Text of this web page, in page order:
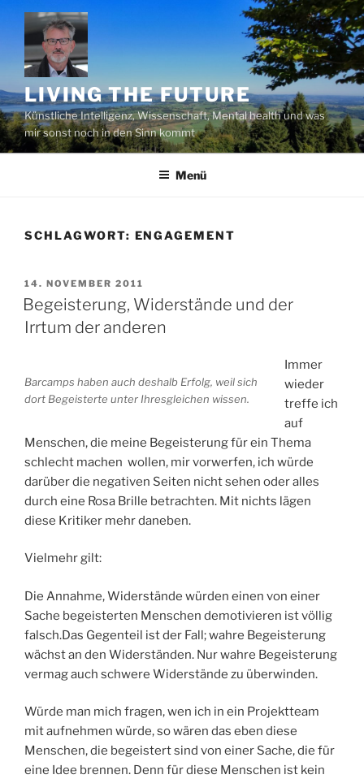
Zum
Inhalt
springen
LIVING THE FUTURE
Künstliche Intelligenz, Wissenschaft, Mental health und was
mir sonst noch in den Sinn kommt
Menü
SCHLAGWORT: ENGAGEMENT
VERÖFFENTLICHT
AM
14. NOVEMBER 2011
Begeisterung, Widerstände und der
Irrtum der anderen
Barcamps haben auch deshalb Erfolg, weil sich
dort Begeisterte unter Ihresgleichen wissen.
Immer
wieder
treffe ich
auf
Menschen, die meine Begeisterung für ein Thema
schlecht machen wollen, mir vorwerfen, ich würde
darüber die negativen Seiten nicht sehen oder alles
durch eine Rosa Brille betrachten. Mit nichts lägen
diese Kritiker mehr daneben.
Vielmehr gilt:
Die Annahme, Widerstände würden einen von einer
Sache begeisterten Menschen demotivieren ist völlig
falsch.Das Gegenteil ist der Fall; wahre Begeisterung
wächst an den Widerständen. Nur wahre Begeisterung
vermag auch schwere Widerstände zu überwinden.
Würde man mich fragen, wen ich in ein Projektteam
mit aufnehmen würde, so wären das eben diese
Menschen, die begeistert sind von einer Sache, die für
eine Idee brennen. Denn für diese Menschen ist kein